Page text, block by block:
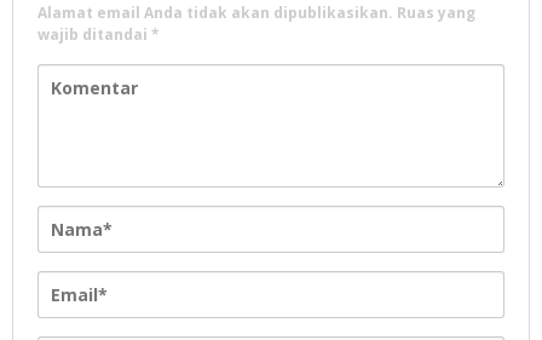
Alamat email Anda tidak akan dipublikasikan. Ruas yang
wajib ditandai *